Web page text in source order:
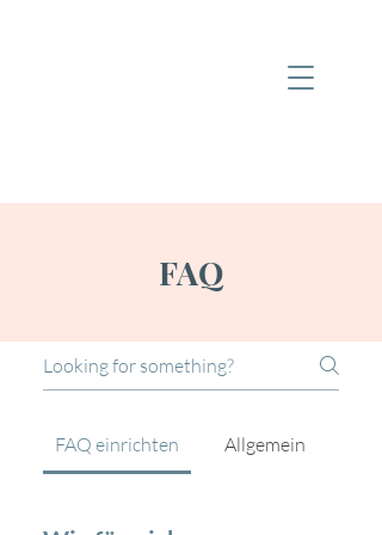
FAQ
FAQ einrichten Allgemein